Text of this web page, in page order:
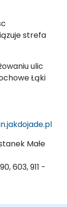
strefa
ulic
Łąki
Małe
603, 911 -